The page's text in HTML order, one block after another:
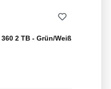
2 TB - Grün/Weiß